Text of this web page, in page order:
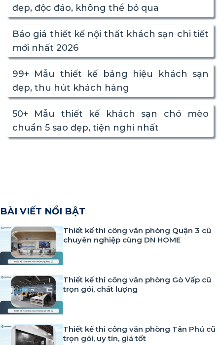
đẹp, độc đáo, không thể bỏ qua
Báo giá thiết kế nội thất khách sạn chi tiết
mới nhất 2026
99+ Mẫu thiết kế bảng hiệu khách sạn
đẹp, thu hút khách hàng
50+ Mẫu thiết kế khách sạn chó mèo
chuẩn 5 sao đẹp, tiện nghi nhất
BÀI VIẾT NỔI BẬT
Thiết kế thi công văn phòng Quận 3 cũ
chuyên nghiệp cùng DN HOME
Thiết kế thi công văn phòng Gò Vấp cũ
trọn gói, chất lượng
Thiết kế thi công văn phòng Tân Phú cũ
trọn gói, uy tín, giá tốt